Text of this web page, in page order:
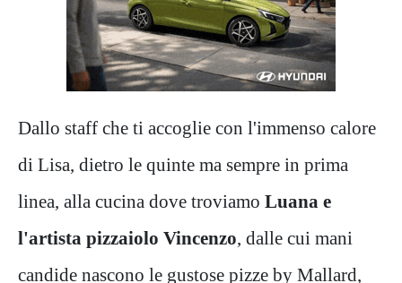
Dallo staff che ti accoglie con l'immenso calore
di Lisa, dietro le quinte ma sempre in prima
linea, alla cucina dove troviamo Luana e
l'artista pizzaiolo Vincenzo, dalle cui mani
candide nascono le gustose pizze by Mallard,